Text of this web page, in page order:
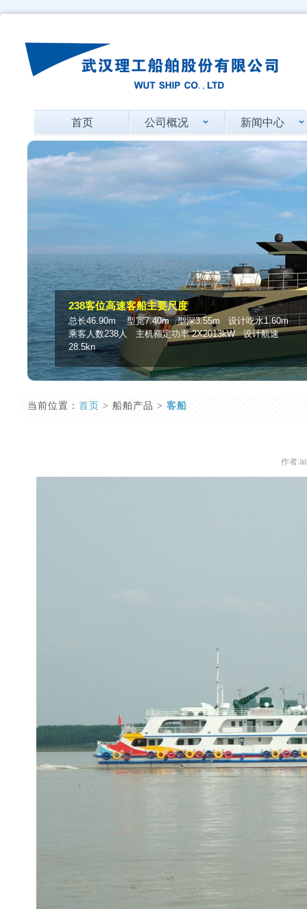
首页 公司概况 新闻中心
238客位高速客船主要尺度
总长46.90m 型宽7.40m 型深3.55m 设计吃水1.60m
乘客人数238人 主机额定功率 2X2013kW 设计航速
28.5kn
当前位置： 首页 > 船舶产品 > 客船
作者